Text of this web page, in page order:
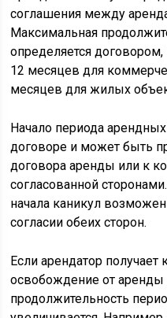
соглашения между
Максимальная
определяется
12 месяцев для
месяцев для жилых
Начало периода
договоре и может быть
договора аренды или к
согласованной
начала каникул
согласии обеих сторон.
Если арендатор получает
освобождение от аренды
продолжительность